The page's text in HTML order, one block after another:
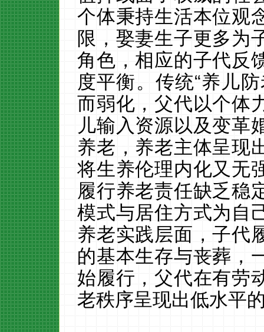
个体秉持生活本位观
限，娶妻生子更多为
角色，相应的子代反
度平衡。传统“养儿
而弱化，父代以个体
儿输入资源以及变革
养老，养老主体呈现
将生养伦理内化又无
履行养老责任缺乏稳
模式与居住方式为自
养老实践层面，子代
的基本生存与丧葬，
始履行，父代在有劳
老秩序呈现出低水平